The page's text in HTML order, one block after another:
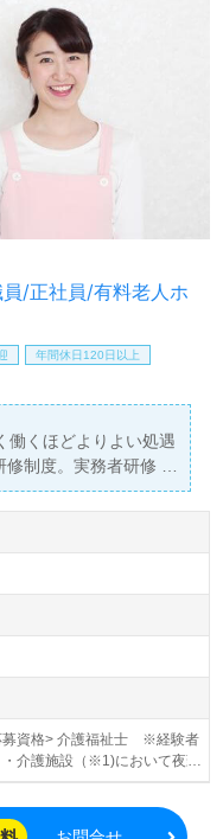
れの成長に合った資
もおすすめポイン
喜んでもらいたい』
験を深めたい』『転
プを実現したい』
』等の方も大歓迎で
ンサルタントよりご
お願いします。
お探しします】＊募
ルタントへお伝えく
いします。
は【ウィルオブ介
じてお問い合わせ/ご
年収交渉など完全無
非公開求人も取扱い
/正社員/有料老人ホ
年間休日120日以上
働くほどよりよい処遇
制度。実務者研修・
制度もあり。 働きが
職場です。 『その方
おひとりにじっくり
募資格> 介護福祉士 ※経験者
介護施設（※1)において夜勤
以上ある方（※2） ※1） 介
、介護老人保健施設、グル
宅介護ホーム ※2） 5年の定